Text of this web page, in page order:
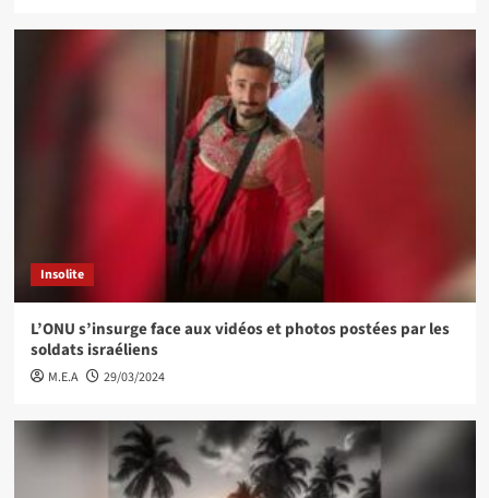
Insolite
L’ONU s’insurge face aux vidéos et photos postées par les
soldats israéliens
M.E.A 29/03/2024